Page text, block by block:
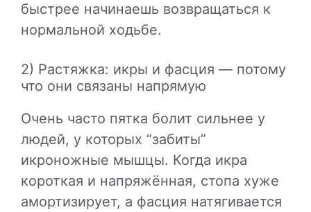
быстрее начинаешь возвращаться к
нормальной ходьбе.
2) Растяжка: икры и фасция — потому
что они связаны напрямую
Очень часто пятка болит сильнее у
людей, у которых “забиты”
икроножные мышцы. Когда икра
короткая и напряжённая, стопа хуже
амортизирует, а фасция натягивается